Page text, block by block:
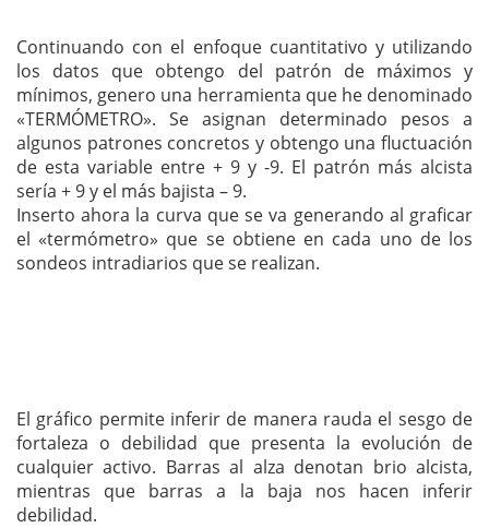
Continuando con el enfoque cuantitativo y utilizando
los datos que obtengo del patrón de máximos y
mínimos, genero una herramienta que he denominado
«TERMÓMETRO». Se asignan determinado pesos a
algunos patrones concretos y obtengo una fluctuación
de esta variable entre + 9 y -9. El patrón más alcista
sería + 9 y el más bajista – 9.
Inserto ahora la curva que se va generando al graficar
el «termómetro» que se obtiene en cada uno de los
sondeos intradiarios que se realizan.
El gráfico permite inferir de manera rauda el sesgo de
fortaleza o debilidad que presenta la evolución de
cualquier activo. Barras al alza denotan brio alcista,
mientras que barras a la baja nos hacen inferir
debilidad.